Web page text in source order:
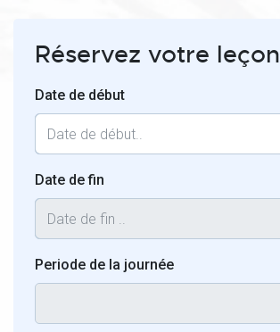
Réservez votre leçon
Date de début
Date de fin
Periode de la journée